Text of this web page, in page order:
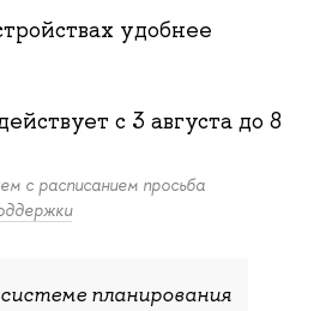
удобнее
c 3 августа до 8
с расписанием просьба
планирования